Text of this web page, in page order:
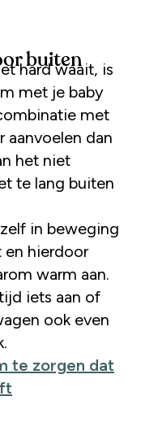
buiten
hard waait, is
met je baby
met
aanvoelen dan
het niet
te lang buiten
in beweging
en hierdoor
warm aan.
iets aan of
ook even
te zorgen dat